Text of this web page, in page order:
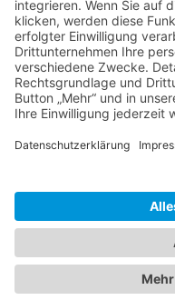
Flora und Fauna
Startseite
Orte auf Madeira
Touren
Festa da Flor